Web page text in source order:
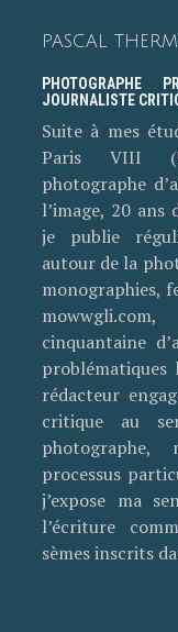
PASCAL
PHOTOGRAPHE
JOURNALISTE
Suite à mes
Paris VIII
photographe
l’image, 20 ans
je publie
autour de la
monographies,
cinquantaine
problématiques
rédacteur
critique au
photographe,
processus
j’expose ma
l’écriture
sèmes inscrits